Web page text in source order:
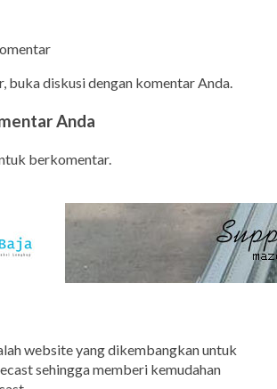
buka diskusi dengan komentar Anda.
Anda
berkomentar.
website yang dikembangkan untuk
sehingga memberi kemudahan